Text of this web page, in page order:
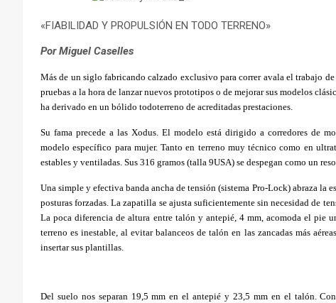
«FIABILIDAD Y PROPULSIÓN EN TODO TERRENO»
Por Miguel Caselles
Más de un siglo fabricando calzado exclusivo para correr avala el trabajo
pruebas a la hora de lanzar nuevos prototipos o de mejorar sus modelos
ha derivado en un bólido todoterreno de acreditadas prestaciones.
Su fama precede a las Xodus. El modelo está dirigido a corredores de
modelo específico para mujer.Tanto en terreno muy técnico como en
estables y ventiladas. Sus 316 gramos (talla 9USA) se despegan como un
Una simple y efectiva banda ancha de tensión (sistema Pro-Lock) abraza la
posturas forzadas. La zapatilla se ajusta suficientemente sin necesidad de
La poca diferencia de altura entre talón y antepié, 4 mm, acomoda el pie
terreno es inestable, al evitar balanceos de talón en las zancadas más
insertar sus plantillas.
Del suelo nos separan 19,5 mm en el antepié y 23,5 mm en el talón.